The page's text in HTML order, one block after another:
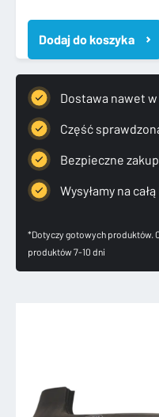
VW
GOLF
V
5
HB
2003-
2009
ZDERZAK
TYLNY
TYŁ
Dodaj do koszyka
Dostawa nawet
Część
Bezpieczne
Wysyłamy na
*Dotyczy gotowych produktów.
produktów 7-10 dni